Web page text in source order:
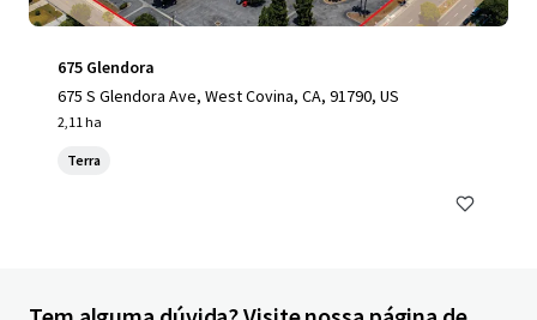
675 Glendora
675 S Glendora Ave, West Covina, CA, 91790, US
2,11 ha
Terra